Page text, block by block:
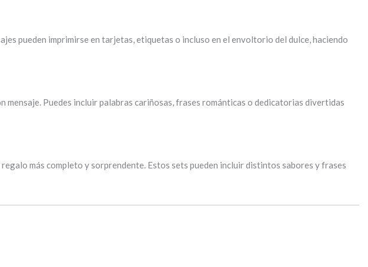
pueden imprimirse en tarjetas, etiquetas o incluso en el envoltorio del dulce, haciendo
mensaje. Puedes incluir palabras cariñosas, frases románticas o dedicatorias divertidas
más completo y sorprendente. Estos sets pueden incluir distintos sabores y frases